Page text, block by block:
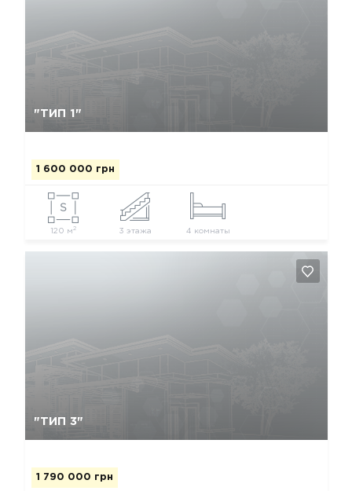
"ТИП 1"
1 600 000 грн
120 м2 3 этажа 4 комнаты
"ТИП 3"
1 790 000 грн